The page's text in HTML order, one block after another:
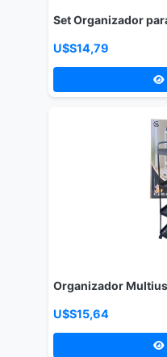
Set Organizador
U$S14,79
Organizador
U$S15,64